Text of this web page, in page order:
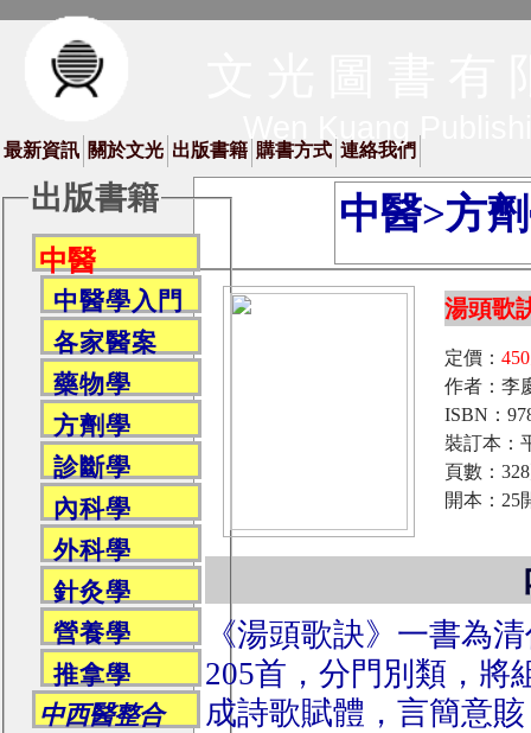
Wen Kuang
最新資訊 關於文光 出版書籍 購書方式 連絡我們
出版書籍
中醫
中醫學入門
各家醫案
藥物學
方劑學
診斷學
內科學
外科學
針灸學
營養學
推拿學
中西醫整合
中醫>方
湯頭歌
定價：
作者：李
ISBN：
裝訂本：
頁數：
開本：25
《湯頭歌訣》一書為
205首，分門別類，將
成詩歌賦體，言簡意